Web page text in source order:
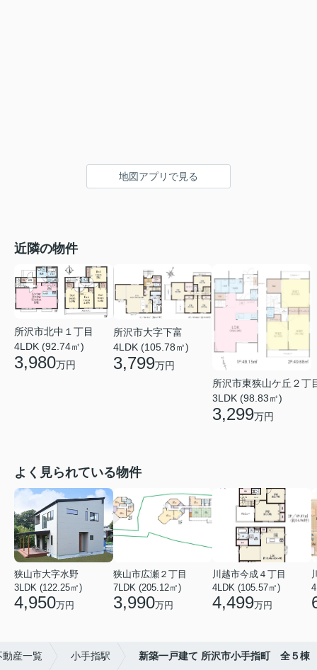
地図アプリで見る
近隣の物件
所沢市北中１丁目
4LDK (92.74㎡)
3,980万円
所沢市大字下富
4LDK (105.78㎡)
3,799万円
所沢市東狭山ケ丘２丁
3LDK (98.83㎡)
3,299万円
よく見られている物件
狭山市大字水野
3LDK (122.25㎡)
4,950万円
狭山市広瀬２丁目
7LDK (205.12㎡)
3,990万円
川越市今成４丁目
4LDK (105.57㎡)
4,499万円
動産一覧 小手指駅 新築一戸建て 所沢市小手指町 全５棟